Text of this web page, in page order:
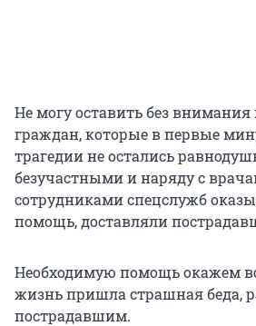
Не могу оставить без
граждан, которые в первые
трагедии не остались
безучастными и наряду с
сотрудниками спецслужб
помощь, доставляли
Необходимую помощь окажем
жизнь пришла страшная беда,
пострадавшим.